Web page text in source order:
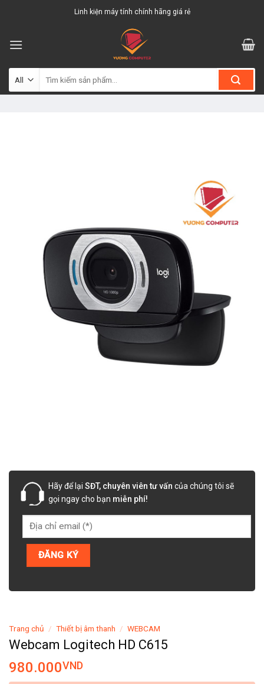
Linh kiện máy tính chính hãng giá rẻ
kiếm:
Hãy để lại SĐT, chuyên viên tư vấn của chúng tôi sẽ
gọi ngay cho bạn miễn phí!
Trang chủ / Thiết bị âm thanh / WEBCAM
Webcam Logitech HD C615
980.000VND